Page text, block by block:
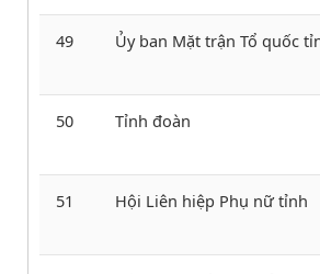
49 Ủy ban Mặt trận Tổ quốc
50 Tỉnh đoàn
51 Hội Liên hiệp Phụ nữ tỉnh